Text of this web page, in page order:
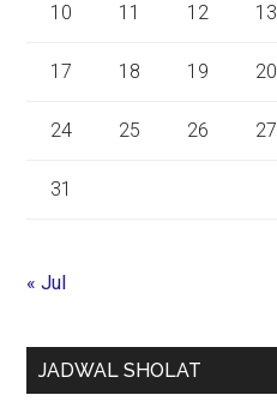
10 11 12 13
17 18 19 20
24 25 26 27
31
« Jul
JADWAL SHOLAT